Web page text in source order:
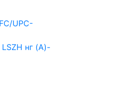
LSZH нг (A)-